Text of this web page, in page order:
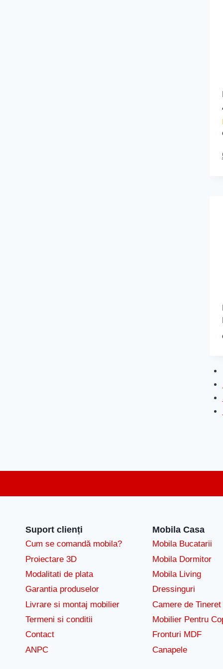
Suport clienți
Cum se comandă mobila?
Proiectare 3D
Modalitati de plata
Garantia produselor
Livrare si montaj mobilier
Termeni si conditii
Contact
ANPC
Mobila Casa
Mobila Bucatarii
Mobila Dormitor
Mobila Living
Dressinguri
Camere de Tineret
Mobilier Pentru
Fronturi MDF
Canapele